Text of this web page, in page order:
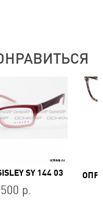
SY 144 03
р.